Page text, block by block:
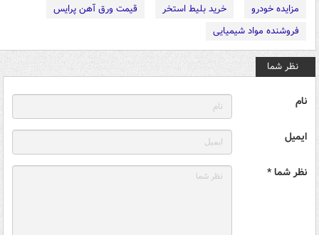
مزایده خودرو
خرید بلیط استخر
قیمت ورق آهن پرایس
فروشنده مواد شیمیایی
نظر شما
نام
ایمیل
نظر شما *